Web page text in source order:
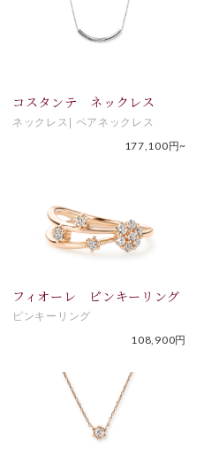
コスタンテ ネックレス
ネックレス ペアネックレス
177,100円~
フィオーレ ピンキーリング
ピンキーリング
108,900円